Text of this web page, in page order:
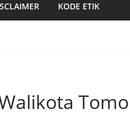
KODE ETIK